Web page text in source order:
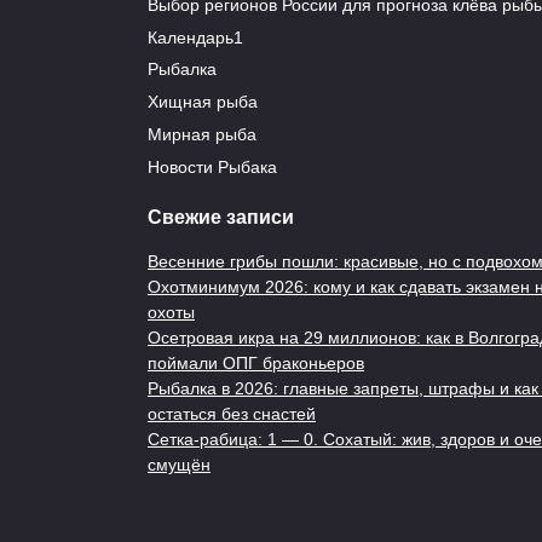
Рыбалка в 2026: главные
запреты, штрафы и как не
остаться без снастей
0 507
«Канаты» на катушках –
зачем рыбаки это делают
0 1.5к.
Выбор регионов России для прогноза клёва
Календарь1
Рыбалка
Хищная рыба
Мирная рыба
Новости Рыбака
Свежие записи
Весенние грибы пошли: красивые, но с подвохом
Охотминимум 2026: кому и как сдавать экзамен
охоты
Осетровая икра на 29 миллионов: как в
поймали ОПГ браконьеров
Рыбалка в 2026: главные запреты, штрафы и как
остаться без снастей
Сетка-рабица: 1 — 0. Сохатый: жив, здоров и
смущён